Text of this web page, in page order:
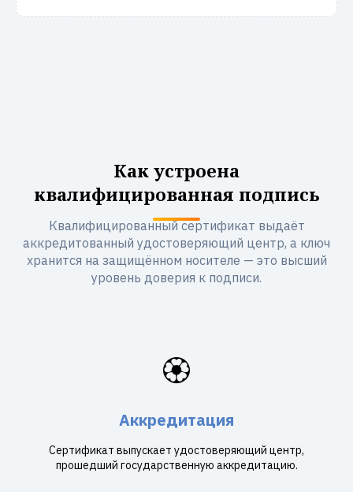
Как устроена
квалифицированная подпись
Квалифицированный сертификат выдаёт
аккредитованный удостоверяющий центр, а ключ
хранится на защищённом носителе — это высший
уровень доверия к подписи.
🏵️
Аккредитация
Сертификат выпускает удостоверяющий центр,
прошедший государственную аккредитацию.